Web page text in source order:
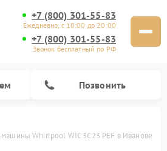
+7 (800) 301-55-83
Ежедневно, с 10:00 до 20:00
+7 (800) 301-55-83
Звонок бесплатный по РФ
Позвонить
Whirlpool WIC 3C23 PEF в Иванове